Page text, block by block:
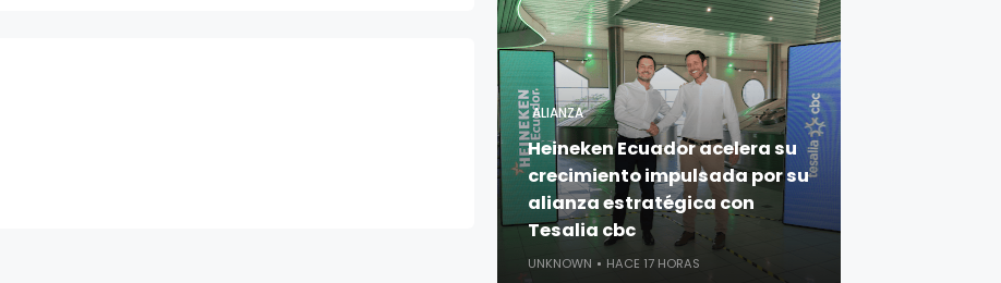
ALIANZA
Heineken Ecuador acelera su
crecimiento impulsada por su
alianza estratégica con
Tesalia cbc
UNKNOWN HACE 17 HORAS